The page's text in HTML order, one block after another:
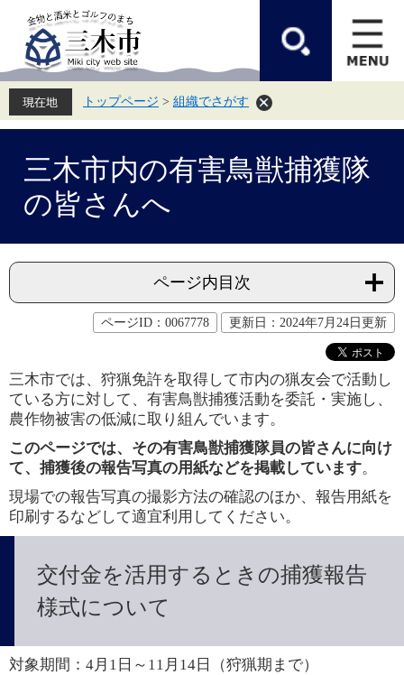
先
頭
す。
を
飛
し
トップページ > 組織でさがす
三木市内の有害鳥獣捕獲隊
の皆さんへ
ページ内目次
ページID：0067778 更新日：2024年7月24日更新
三木市では、狩猟免許を取得して市内の猟友会で活動し
ている方に対して、有害鳥獣捕獲活動を委託・実施し、
農作物被害の低減に取り組んでいます。
このページでは、その有害鳥獣捕獲隊員の皆さんに向け
て、捕獲後の報告写真の用紙などを掲載しています。
現場での報告写真の撮影方法の確認のほか、報告用紙を
印刷するなどして適宜利用してください。
交付金を活用するときの捕獲報告
様式について
対象期間：4月1日～11月14日（狩猟期まで）